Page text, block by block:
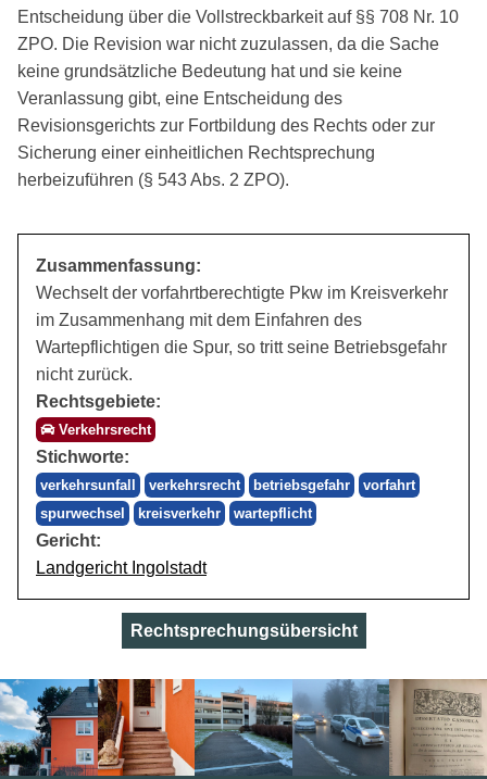
Entscheidung über die Vollstreckbarkeit auf §§ 708 Nr. 10
ZPO. Die Revision war nicht zuzulassen, da die Sache
keine grundsätzliche Bedeutung hat und sie keine
Veranlassung gibt, eine Entscheidung des
Revisionsgerichts zur Fortbildung des Rechts oder zur
Sicherung einer einheitlichen Rechtsprechung
herbeizuführen (§ 543 Abs. 2 ZPO).
Zusammenfassung:
Wechselt der vorfahrtberechtigte Pkw im Kreisverkehr
im Zusammenhang mit dem Einfahren des
Wartepflichtigen die Spur, so tritt seine Betriebsgefahr
nicht zurück.
Rechtsgebiete:
Verkehrsrecht
Stichworte:
verkehrsunfall verkehrsrecht betriebsgefahr
vorfahrt
spurwechsel
kreisverkehr wartepflicht
Gericht:
Landgericht Ingolstadt
Rechtsprechungsübersicht